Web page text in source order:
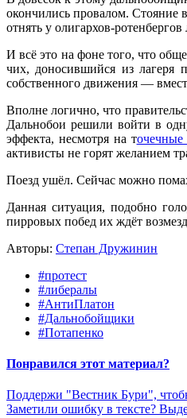
окончились провалом. Стояние
отнять у олигархов-
И всё это на фоне того, что
чих, доносившийся из лагеря
собственного движения —
Вполне логично, что
Дальнобои решили войти в
эффекта, несмотря на точечные
активисты не горят желанием
Поезд ушёл. Сейчас можно
Данная ситуация, подобно
пирровых побед их ждёт
Авторы: Степан Дружинин
#протест
#либералы
#АнтиПлатон
#Дальнобойщики
#Потапенко
Понравился этот материал?
Поддержи "Вестник Бури",
Заметили ошибку в тексте?